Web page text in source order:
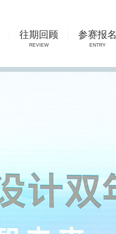
往期回顾
REVIEW
参赛报名
ENTRY